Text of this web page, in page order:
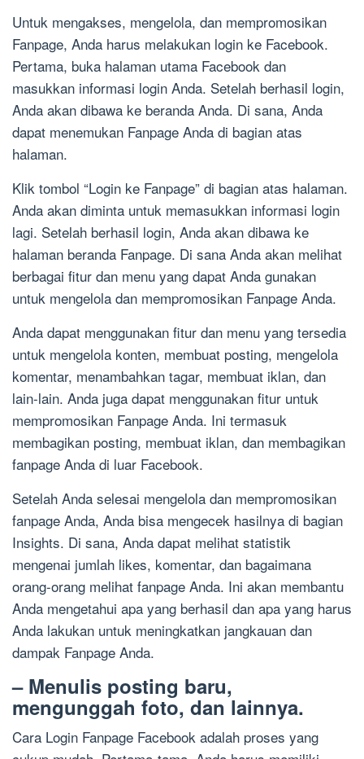
Untuk mengakses, mengelola, dan mempromosikan
Fanpage, Anda harus melakukan login ke Facebook.
Pertama, buka halaman utama Facebook dan
masukkan informasi login Anda. Setelah berhasil login,
Anda akan dibawa ke beranda Anda. Di sana, Anda
dapat menemukan Fanpage Anda di bagian atas
halaman.
Klik tombol “Login ke Fanpage” di bagian atas halaman.
Anda akan diminta untuk memasukkan informasi login
lagi. Setelah berhasil login, Anda akan dibawa ke
halaman beranda Fanpage. Di sana Anda akan melihat
berbagai fitur dan menu yang dapat Anda gunakan
untuk mengelola dan mempromosikan Fanpage Anda.
Anda dapat menggunakan fitur dan menu yang tersedia
untuk mengelola konten, membuat posting, mengelola
komentar, menambahkan tagar, membuat iklan, dan
lain-lain. Anda juga dapat menggunakan fitur untuk
mempromosikan Fanpage Anda. Ini termasuk
membagikan posting, membuat iklan, dan membagikan
fanpage Anda di luar Facebook.
Setelah Anda selesai mengelola dan mempromosikan
fanpage Anda, Anda bisa mengecek hasilnya di bagian
Insights. Di sana, Anda dapat melihat statistik
mengenai jumlah likes, komentar, dan bagaimana
orang-orang melihat fanpage Anda. Ini akan membantu
Anda mengetahui apa yang berhasil dan apa yang harus
Anda lakukan untuk meningkatkan jangkauan dan
dampak Fanpage Anda.
– Menulis posting baru,
mengunggah foto, dan lainnya.
Cara Login Fanpage Facebook adalah proses yang